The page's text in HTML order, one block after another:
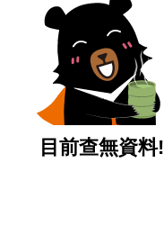
目前查無資料!